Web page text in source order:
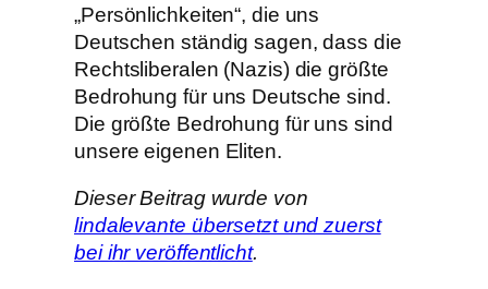
„Persönlichkeiten“, die uns
Deutschen ständig sagen, dass die
Rechtsliberalen (Nazis) die größte
Bedrohung für uns Deutsche sind.
Die größte Bedrohung für uns sind
unsere eigenen Eliten.
Dieser Beitrag wurde von
lindalevante übersetzt und zuerst
bei ihr veröffentlicht.